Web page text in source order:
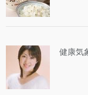
健康気